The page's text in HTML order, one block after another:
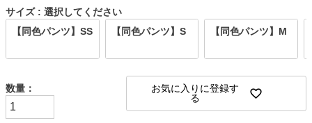
サイズ
選択してください
【同色パンツ】SS
【同色パンツ】S 【同色パンツ】M
お気に入りに登録す
る